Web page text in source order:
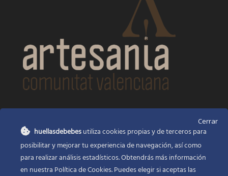
Huellas de bebés
Santa Ana, 22Alcasser Valencia 46290
625 120 591
Cerrar
huellasdebebesutiliza cookies propias y de terceros para
posibilitar y mejorar tu experiencia de navegación, así como
para realizar análisis estadísticos. Obtendrás más información
en nuestra Política de Cookies. Puedes elegir si aceptas las